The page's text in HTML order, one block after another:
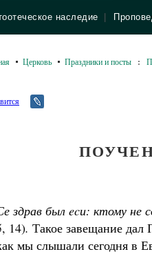
наследие
Церковь Праздники и посты :
здрав был ecи: ктому не
14). Такое завещание дал
мы слышали сегодня в